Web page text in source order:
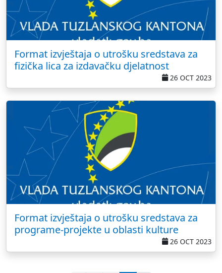
Format izvještaja o utrošku sredstava za
fizička lica za izdavačku djelatnost
26 OCT 2023
Format izvještaja o utrošku sredstava za
programe-projekte u oblasti kulture
26 OCT 2023